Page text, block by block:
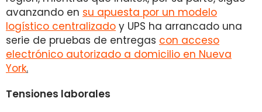
avanzando en su apuesta por un modelo
logístico centralizado y UPS ha arrancado una
serie de pruebas de entregas con acceso
electrónico autorizado a domicilio en Nueva
York.
Tensiones laborales